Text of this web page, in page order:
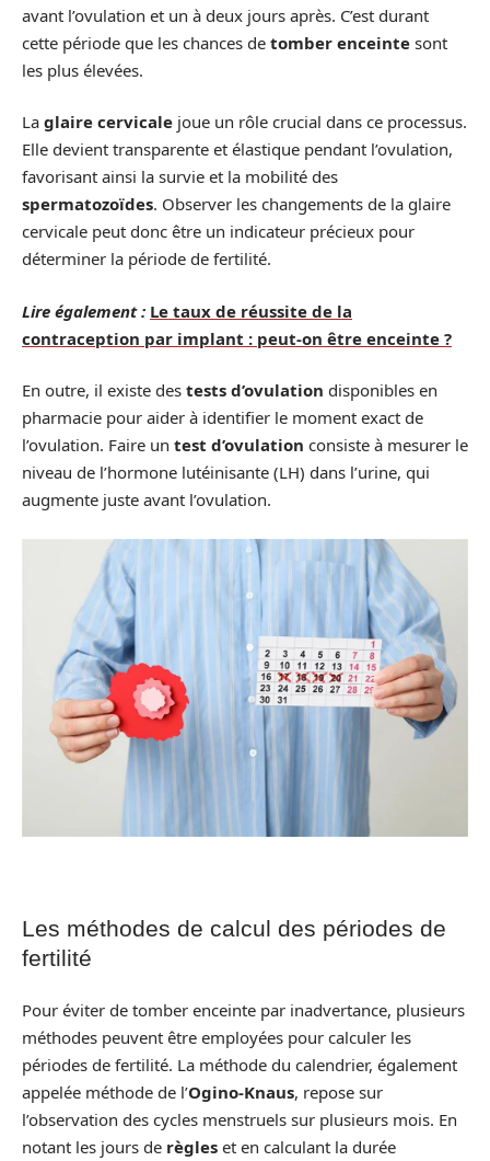
avant l’ovulation et un à deux jours après. C’est durant
cette période que les chances de tomber enceinte sont
les plus élevées.
La glaire cervicale joue un rôle crucial dans ce processus.
Elle devient transparente et élastique pendant l’ovulation,
favorisant ainsi la survie et la mobilité des
spermatozoïdes. Observer les changements de la glaire
cervicale peut donc être un indicateur précieux pour
déterminer la période de fertilité.
Lire également : Le taux de réussite de la
contraception par implant : peut-on être enceinte ?
En outre, il existe des tests d’ovulation disponibles en
pharmacie pour aider à identifier le moment exact de
l’ovulation. Faire un test d’ovulation consiste à mesurer le
niveau de l’hormone lutéinisante (LH) dans l’urine, qui
augmente juste avant l’ovulation.
Les méthodes de calcul des périodes de
fertilité
Pour éviter de tomber enceinte par inadvertance, plusieurs
méthodes peuvent être employées pour calculer les
périodes de fertilité. La méthode du calendrier, également
appelée méthode de l’Ogino-Knaus, repose sur
l’observation des cycles menstruels sur plusieurs mois. En
notant les jours de règles et en calculant la durée